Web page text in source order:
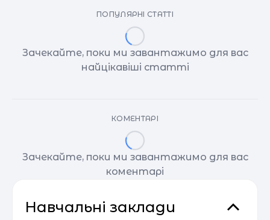
ПОПУЛЯРНІ СТАТТІ
Зачекайте, поки ми завантажимо для вас
найцікавіші статті
КОМЕНТАРІ
Зачекайте, поки ми завантажимо для вас
коментарі
Навчальні заклади